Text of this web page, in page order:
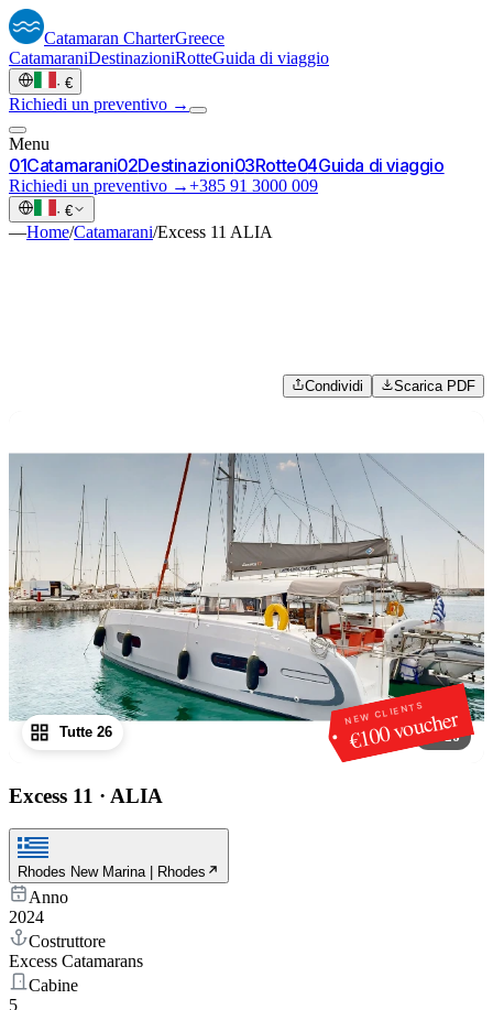
Catamaran CharterGreece
CatamaraniDestinazioniRotteGuida di viaggio
· €
Richiedi un preventivo →
Menu
01Catamarani02Destinazioni03Rotte04Guida di viaggio
Richiedi un preventivo →+385 91 3000 009
· €
—Home/Catamarani/Excess 11 ALIA
Condividi Scarica PDF
NEW CLIENTS
€100 voucher
1/26
Tutte 26
Excess 11 · ALIA
Rhodes New Marina | Rhodes
Anno
2024
Costruttore
Excess Catamarans
Cabine
5